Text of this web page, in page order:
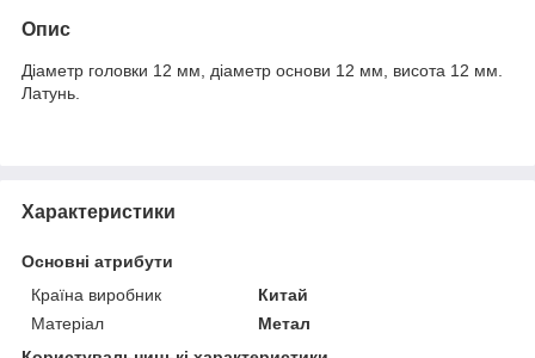
Опис
Діаметр головки 12 мм, діаметр основи 12 мм, висота 12 мм.
Латунь.
Характеристики
Основні атрибути
Країна виробник
Китай
Матеріал
Метал